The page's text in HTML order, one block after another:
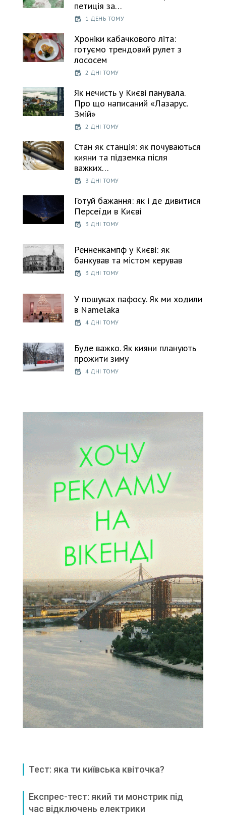
петиція за…
1 ДЕНЬ ТОМУ
Хроніки кабачкового літа:
готуємо трендовий рулет з
лососем
2 ДНІ ТОМУ
Як нечисть у Києві панувала.
Про що написаний «Лазарус.
Змій»
2 ДНІ ТОМУ
Стан як станція: як почуваються
кияни та підземка після
важких…
3 ДНІ ТОМУ
Готуй бажання: як і де дивитися
Персеїди в Києві
3 ДНІ ТОМУ
Ренненкампф у Києві: як
банкував та містом керував
3 ДНІ ТОМУ
У пошуках пафосу. Як ми ходили
в Namelaka
4 ДНІ ТОМУ
Буде важко. Як кияни планують
прожити зиму
4 ДНІ ТОМУ
Тест: яка ти київська квіточка?
Експрес-тест: який ти монстрик під
час відключень електрики